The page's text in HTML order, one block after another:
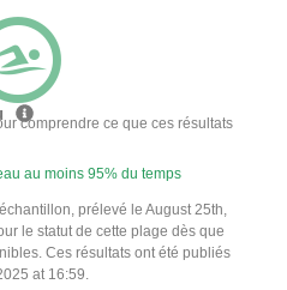
comprendre ce que ces résultats
au moins 95% du temps
prélevé le August 25th,
le statut de cette plage dès que
Ces résultats ont été publiés
at 16:59.